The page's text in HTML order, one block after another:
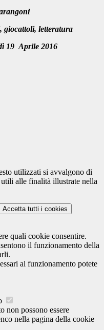
giocattoli, letteratura
19 Aprile 2016
utilizzati si avvalgono di
alle finalità illustrate nella
Accetta tutti i cookies
quali cookie consentire.
il funzionamento della
al funzionamento potete
non possono essere
nella pagina della cookie